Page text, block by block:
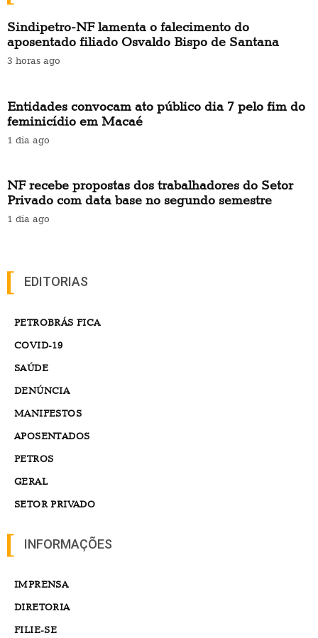
Sindipetro-NF lamenta o falecimento do
aposentado filiado Osvaldo Bispo de Santana
3 horas ago
Entidades convocam ato público dia 7 pelo fim do
feminicídio em Macaé
1 dia ago
NF recebe propostas dos trabalhadores do Setor
Privado com data base no segundo semestre
1 dia ago
EDITORIAS
PETROBRÁS FICA
COVID-19
SAÚDE
DENÚNCIA
MANIFESTOS
APOSENTADOS
PETROS
GERAL
SETOR PRIVADO
INFORMAÇÕES
IMPRENSA
DIRETORIA
FILIE-SE